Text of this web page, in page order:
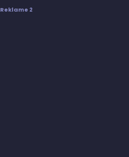
Reklame 2